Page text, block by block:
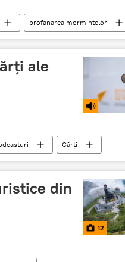
profanarea mormintelor
ale
Cărți
din
12